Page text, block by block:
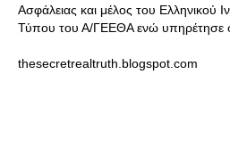
Ασφάλειας και μέλος του Ελληνικού
Τύπου του Α/ΓΕΕΘΑ ενώ υπηρέτησε σε
thesecretrealtruth.blogspot.com